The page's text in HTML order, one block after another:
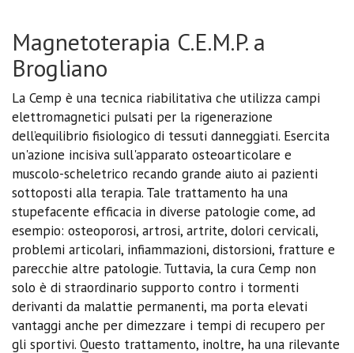
Magnetoterapia C.E.M.P. a
Brogliano
La Cemp è una tecnica riabilitativa che utilizza campi
elettromagnetici pulsati per la rigenerazione
dell’equilibrio fisiologico di tessuti danneggiati. Esercita
un'azione incisiva sull'apparato osteoarticolare e
muscolo-scheletrico recando grande aiuto ai pazienti
sottoposti alla terapia. Tale trattamento ha una
stupefacente efficacia in diverse patologie come, ad
esempio: osteoporosi, artrosi, artrite, dolori cervicali,
problemi articolari, infiammazioni, distorsioni, fratture e
parecchie altre patologie. Tuttavia, la cura Cemp non
solo è di straordinario supporto contro i tormenti
derivanti da malattie permanenti, ma porta elevati
vantaggi anche per dimezzare i tempi di recupero per
gli sportivi. Questo trattamento, inoltre, ha una rilevante